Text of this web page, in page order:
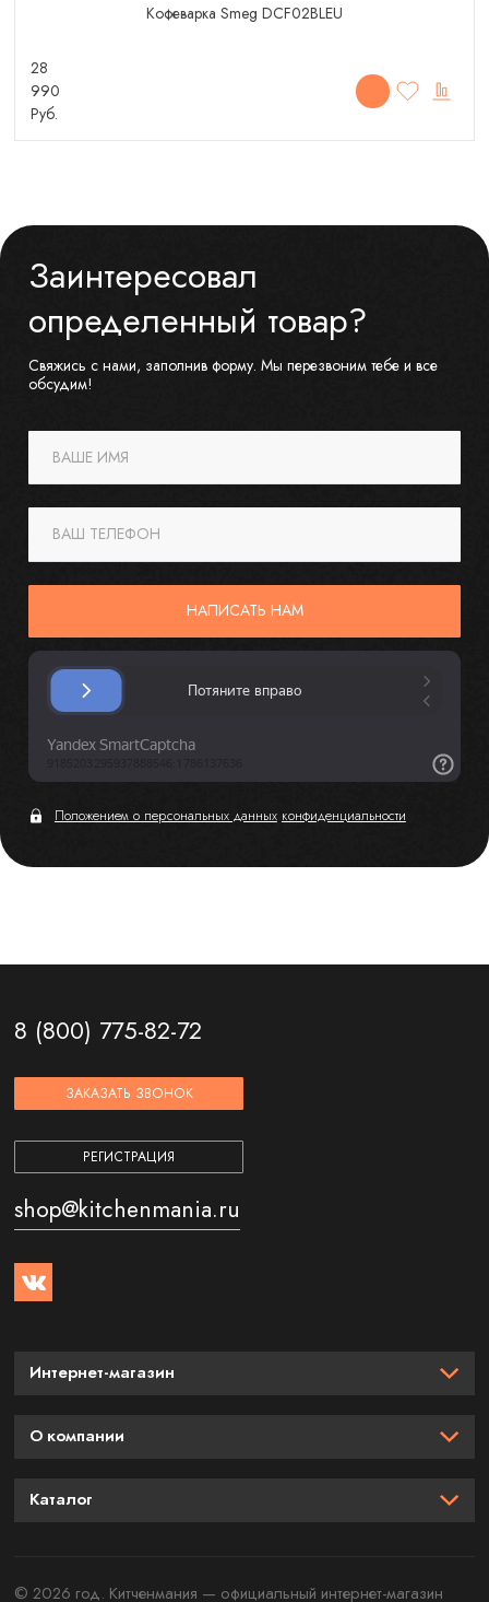
Кофеварка Smeg DCF02BLEU
28
990
Руб.
Заинтересовал
определенный товар?
Свяжись с нами, заполнив форму. Мы перезвоним тебе и все
обсудим!
ВАШЕ ИМЯ
ВАШ ТЕЛЕФОН
НАПИСАТЬ НАМ
Положением о персональных данных конфиденциальности
8 (800) 775-82-72
ЗАКАЗАТЬ ЗВОНОК
РЕГИСТРАЦИЯ
shop@kitchenmania.ru
Интернет-магазин
О компании
Каталог
© 2026 год. Китченмания — официальный интернет-магазин